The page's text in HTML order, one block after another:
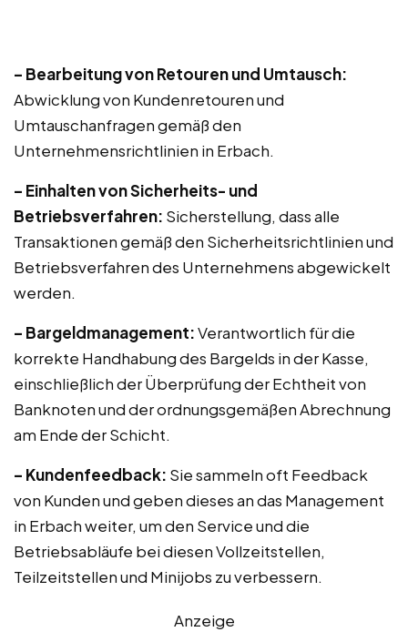
– Bearbeitung von Retouren und Umtausch:
Abwicklung von Kundenretouren und
Umtauschanfragen gemäß den
Unternehmensrichtlinien in Erbach.
– Einhalten von Sicherheits- und
Betriebsverfahren: Sicherstellung, dass alle
Transaktionen gemäß den Sicherheitsrichtlinien und
Betriebsverfahren des Unternehmens abgewickelt
werden.
– Bargeldmanagement:Verantwortlich für die
korrekte Handhabung des Bargelds in der Kasse,
einschließlich der Überprüfung der Echtheit von
Banknoten und der ordnungsgemäßen Abrechnung
am Ende der Schicht.
– Kundenfeedback: Sie sammeln oft Feedback
von Kunden und geben dieses an das Management
in Erbach weiter, um den Service und die
Betriebsabläufe bei diesen Vollzeitstellen,
Teilzeitstellen und Minijobs zu verbessern.
Anzeige